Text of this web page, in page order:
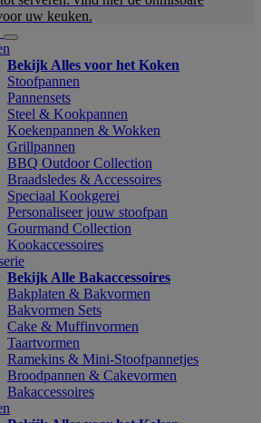
uw keuken.
Bekijk Alles voor het Koken
Stoofpannen
Pannensets
Steel & Kookpannen
Koekenpannen & Wokken
Grillpannen
BBQ Outdoor Collection
Braadsledes & Accessoires
Speciaal Kookgerei
Personaliseer jouw stoofpan
Gourmand Collection
Kookaccessoires
Bekijk Alle Bakaccessoires
Bakplaten & Bakvormen
Bakvormen Sets
Cake & Muffinvormen
Taartvormen
Ramekins & Mini-Stoofpannetjes
Broodpannen & Cakevormen
Bakaccessoires